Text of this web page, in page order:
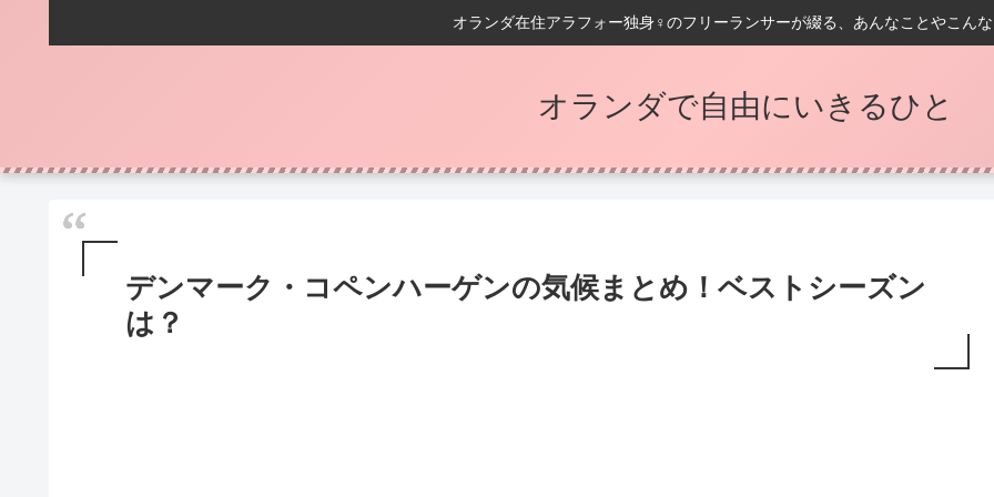
オランダ在住アラフォー独身♀️のフリーランサーが綴る、あんなことやこん
オランダで自由にいきるひと
デンマーク・コペンハーゲンの気候まとめ！ベストシーズン
は？